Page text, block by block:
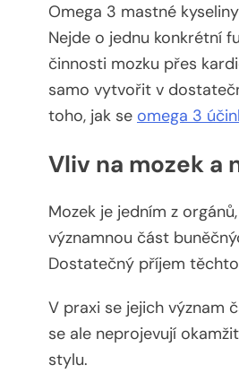
Omega 3 mastné
Nejde o jednu konkrétní
činnosti mozku přes
samo vytvořit v
toho, jak se omega 3
Vliv na mozek a
Mozek je jedním z
významnou část
Dostatečný příjem
V praxi se jejich význam
se ale neprojevují
stylu.